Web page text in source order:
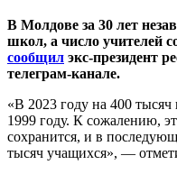
В Молдове за 30 лет
школ, а число учителей
сообщил экс-президент
телеграм-канале.
«В 2023 году на 400
1999 году. К сожалению,
сохранится, и в
тысяч учащихся», —